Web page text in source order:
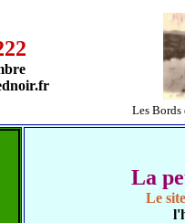
Les Bords
La
Le